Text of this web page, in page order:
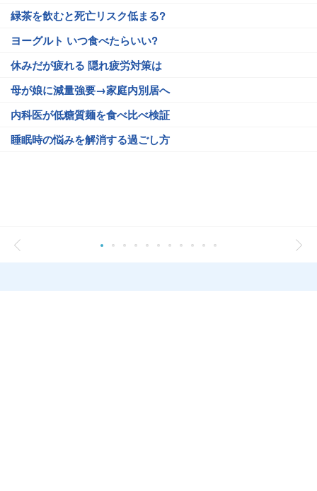
緑茶を飲むと死亡リスク低まる?
ヨーグルト いつ食べたらいい?
休みだが疲れる 隠れ疲労対策は
母が娘に減量強要→家庭内別居へ
内科医が低糖質麺を食べ比べ検証
睡眠時の悩みを解消する過ごし方